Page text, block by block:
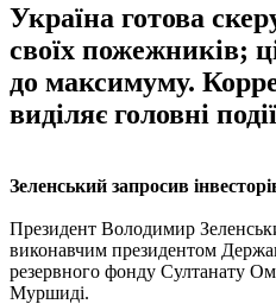
Україна готова
своїх пожежників;
до максимуму.
виділяє головні
Зеленський запросив
Президент Володимир
виконавчим президентом
резервного фонду Султанату
Муршиді.